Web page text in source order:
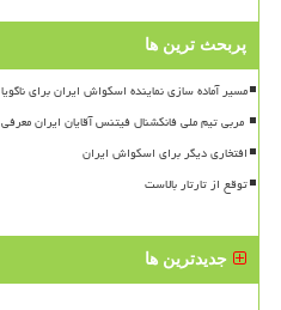
پربحث ترین ها
مسیر آماده سازی نماینده اسکواش ایران برای ناگویا
افتخاری دیگر برای اسکواش ایران
توقع از تارتار بالاست
جدیدترین ها